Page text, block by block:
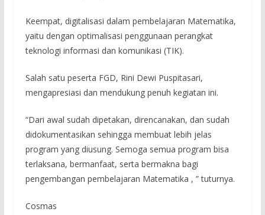
Keempat, digitalisasi dalam pembelajaran Matematika,
yaitu dengan optimalisasi penggunaan perangkat
teknologi informasi dan komunikasi (TIK).
Salah satu peserta FGD, Rini Dewi Puspitasari,
mengapresiasi dan mendukung penuh kegiatan ini.
“Dari awal sudah dipetakan, direncanakan, dan sudah
didokumentasikan sehingga membuat lebih jelas
program yang diusung. Semoga semua program bisa
terlaksana, bermanfaat, serta bermakna bagi
pengembangan pembelajaran Matematika , ” tuturnya.
Cosmas